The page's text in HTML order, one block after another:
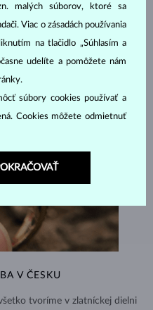
V ČESKU
tvoríme v zlatníckej dielni
malých súborov, ktoré sa
Viac o zásadách používania
na tlačidlo „Súhlasím a
udelíte a pomôžete nám
súbory cookies používať a
Cookies môžete odmietnuť